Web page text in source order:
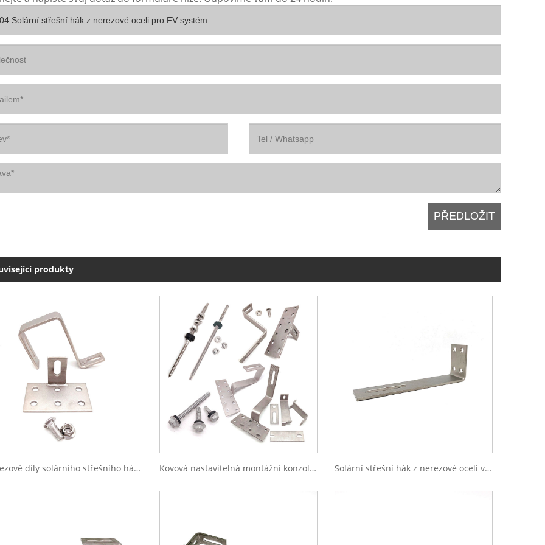
produkty
Nerezové díly solárního střešního háku A2 A4 pro solární systém Kovová nastavitelná montážní konzola z nerezové oceli/ PV konzola/ Montážní konstrukce panelu solárního systému Střešní konzoly/Hliníková konzola/Taškařská střešní konzola/Solární konzoly Solární střešní hák z nerezové oceli ve tvaru L pro fotovoltaický systém